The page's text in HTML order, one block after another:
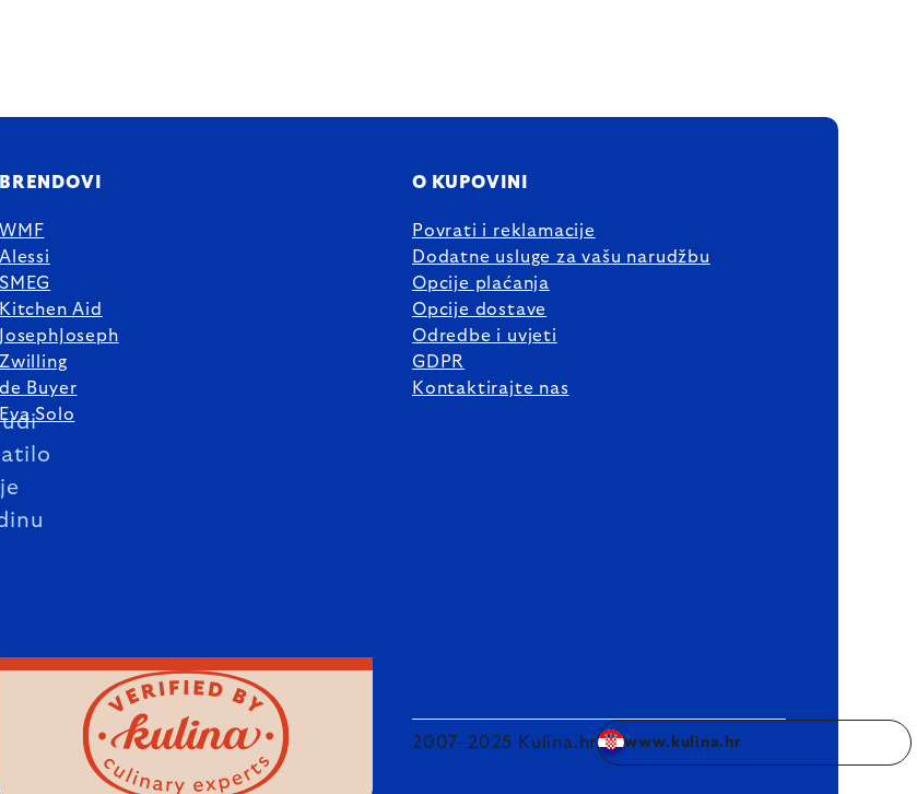
BRENDOVI
WMF
Alessi
SMEG
Kitchen Aid
JosephJoseph
Zwilling
de Buyer
Eva Solo
O KUPOVINI
Povrati i reklamacije
Dodatne usluge za vašu narudžbu
Opcije plaćanja
Opcije dostave
Odredbe i uvjeti
GDPR
Kontaktirajte nas
2007–2025 Kulina.hr www.kulina.hr